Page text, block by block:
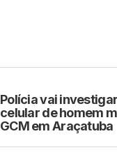
Polícia vai
celular de homem
GCM em Araçatuba